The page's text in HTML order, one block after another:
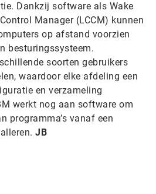
Dankzij software als Wake
Manager (LCCM) kunnen
op afstand voorzien
besturingssysteem.
soorten gebruikers
waardoor elke afdeling een
en verzameling
werkt nog aan software om
programma’s vanaf een
JB